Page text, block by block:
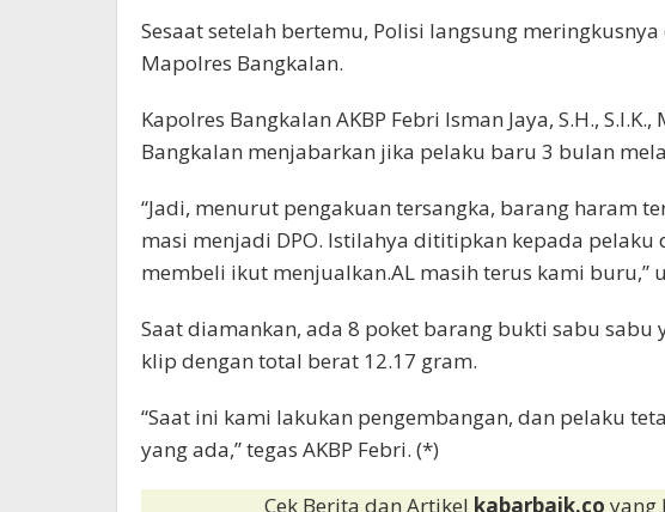
Sesaat setelah bertemu, Polisi langsung
Mapolres Bangkalan.
Kapolres Bangkalan AKBP Febri Isman Jaya, S.H.,
Bangkalan menjabarkan jika pelaku baru 3 bulan
“Jadi, menurut pengakuan tersangka, barang haram
masi menjadi DPO. Istilahya dititipkan kepada
membeli ikut menjualkan.AL masih terus kami buru,”
Saat diamankan, ada 8 poket barang bukti sabu sabu
klip dengan total berat 12.17 gram.
“Saat ini kami lakukan pengembangan, dan pelaku
yang ada,” tegas AKBP Febri. (*)
Cek Berita dan Artikel kabarbaik.coyang